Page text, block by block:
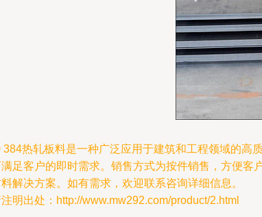
384热轧板料是一种广泛应用于建筑和工程领域的
足客户的即时需求。销售方式为按件销售，方便
解决方案。如有需求，欢迎联系咨询详细信息。
明出处：http://www.mw292.com/product/2.html